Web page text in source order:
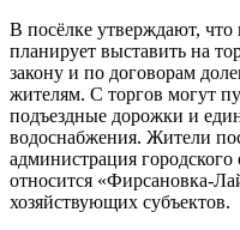
В посёлке утверждают,
планирует выставить на
закону и по договорам
жителям. С торгов могут
подъездные дорожки и
водоснабжения. Жители
администрация
относится «Фирсановка-
хозяйствующих субъектов.